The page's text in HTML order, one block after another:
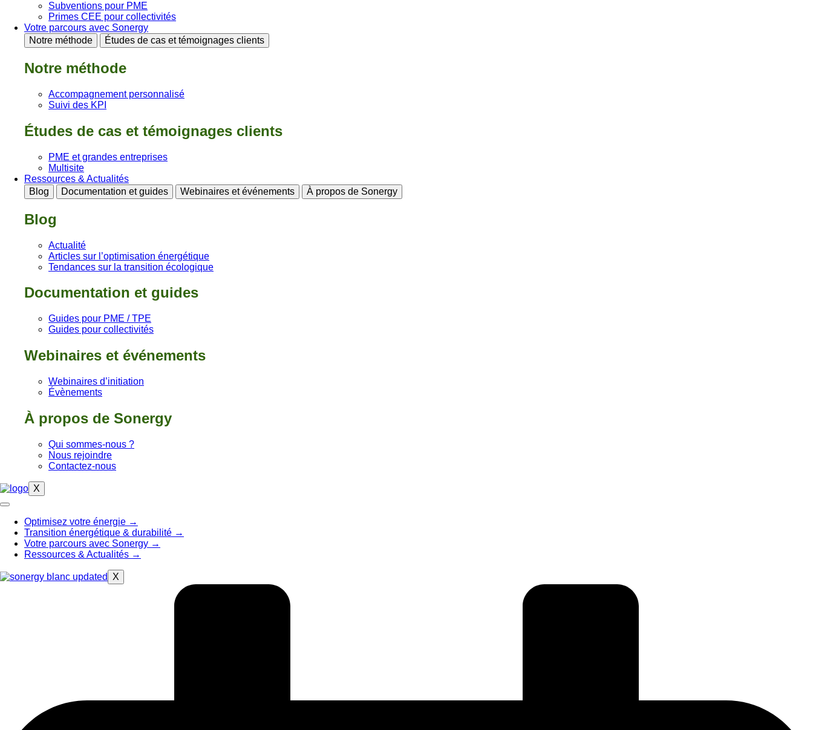
Subventions pour PME
Primes CEE pour collectivités
Votre parcours avec Sonergy
Notre méthode
Études de cas et témoignages clients
Notre méthode
Accompagnement personnalisé
Suivi des KPI
Études de cas et témoignages clients
PME et grandes entreprises
Multisite
Ressources & Actualités
Blog
Documentation et guides Webinaires et événements À propos de Sonergy
Blog
Actualité
Articles sur l’optimisation énergétique
Tendances sur la transition écologique
Documentation et guides
Guides pour PME / TPE
Guides pour collectivités
Webinaires et événements
Webinaires d’initiation
Évènements
À propos de Sonergy
Qui sommes-nous ?
Nous rejoindre
Contactez-nous
X
Optimisez votre énergie →
Transition énergétique & durabilité →
Votre parcours avec Sonergy →
Ressources & Actualités →
X